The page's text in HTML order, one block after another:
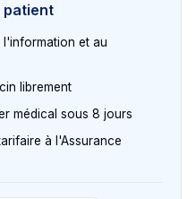
patient
l'information et au
librement
médical sous 8 jours
à l'Assurance